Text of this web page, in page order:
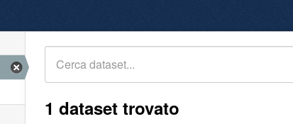
1 dataset trovato